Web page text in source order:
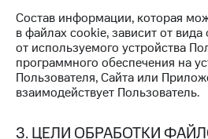
приложения
Финансы
Инвестиции
Получайте
доход
Страхование
Акции
Условия
пополнения
Скидка
на связь
Состав информации, которая
в файлах cookie, зависит от
от используемого устройства
программного обеспечения на
Пользователя, Сайта или
взаимодействует Пользователь.
3. ЦЕЛИ ОБРАБОТКИ